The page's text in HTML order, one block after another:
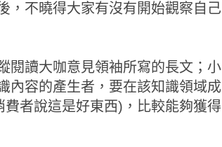
，不曉得大家有沒有開始觀察自己
閱讀大咖意見領袖所寫的長文；小
內容的產生者，要在該知識領域成
者說這是好東西)，比較能夠獲得